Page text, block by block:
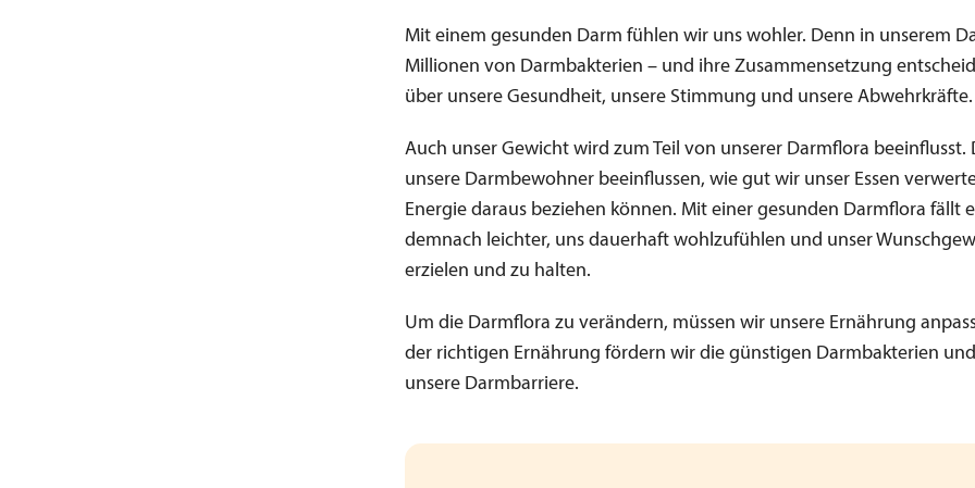
Mit einem gesunden Darm fühlen wir uns wohler. Denn in unserem
Millionen von Darmbakterien – und ihre Zusammensetzung
über unsere Gesundheit, unsere Stimmung und unsere Abwehrkräfte.
Auch unser Gewicht wird zum Teil von unserer Darmflora beeinflusst.
unsere Darmbewohner beeinflussen, wie gut wir unser Essen
Energie daraus beziehen können. Mit einer gesunden Darmflora fällt
demnach leichter, uns dauerhaft wohlzufühlen und unser
erzielen und zu halten.
Um die Darmflora zu verändern, müssen wir unsere Ernährung
der richtigen Ernährung fördern wir die günstigen Darmbakterien
unsere Darmbarriere.